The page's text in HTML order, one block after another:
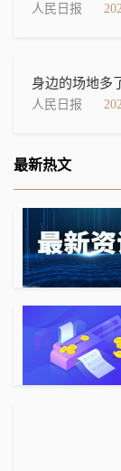
人民日报
身边的场地多
人民日报
最新热文